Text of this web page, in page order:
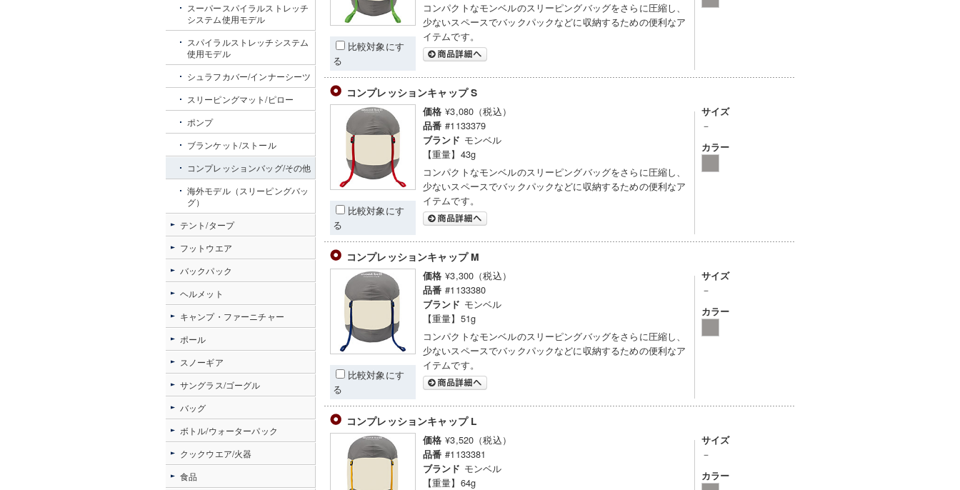
比較対象にす
る
コンパクトなモンベルのスリーピングバッグをさらに圧縮し、
少ないスペースでバックパックなどに収納するための便利なア
イテムです。
コンプレッションキャップ S
比較対象にす
る
価格 ¥3,080（税込）
品番 #1133379
ブランド モンベル
【重量】43g
コンパクトなモンベルのスリーピングバッグをさらに圧縮し、
少ないスペースでバックパックなどに収納するための便利なア
イテムです。
サイズ
－
カラー
コンプレッションキャップ M
比較対象にす
る
価格 ¥3,300（税込）
品番 #1133380
ブランド モンベル
【重量】51g
コンパクトなモンベルのスリーピングバッグをさらに圧縮し、
少ないスペースでバックパックなどに収納するための便利なア
イテムです。
サイズ
－
カラー
コンプレッションキャップ L
価格 ¥3,520（税込）
品番 #1133381
ブランド モンベル
【重量】64g
サイズ
－
カラー
スーパースパイラルストレッチ
システム使用モデル
スパイラルストレッチシステム
使用モデル
シュラフカバー/インナーシーツ
スリーピングマット/ピロー
ポンプ
ブランケット/ストール
コンプレッションバッグ/その他
海外モデル（スリーピングバッ
グ）
テント/タープ
フットウエア
バックパック
ヘルメット
キャンプ・ファーニチャー
ポール
スノーギア
サングラス/ゴーグル
バッグ
ボトル/ウォーターパック
クックウエア/火器
食品